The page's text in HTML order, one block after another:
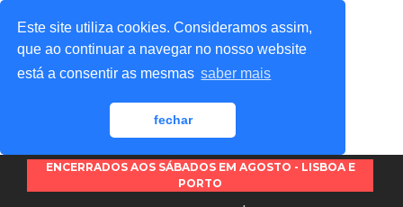
Este site utiliza cookies. Consideramos assim,
que ao continuar a navegar no nosso website
está a consentir as mesmas saber mais
fechar
ENCERRADOS AOS SÁBADOS EM AGOSTO - LISBOA E
PORTO